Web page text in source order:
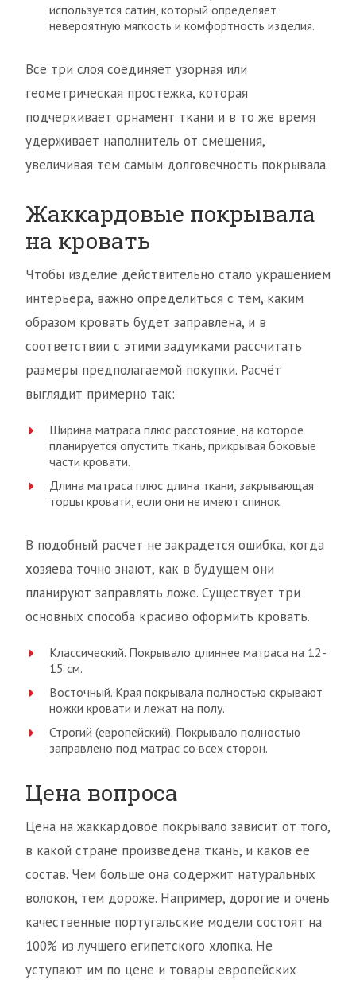
используется сатин, который определяет
невероятную мягкость и комфортность изделия.
Все три слоя соединяет узорная или
геометрическая простежка, которая
подчеркивает орнамент ткани и в то же время
удерживает наполнитель от смещения,
увеличивая тем самым долговечность покрывала.
Жаккардовые покрывала
на кровать
Чтобы изделие действительно стало украшением
интерьера, важно определиться с тем, каким
образом кровать будет заправлена, и в
соответствии с этими задумками рассчитать
размеры предполагаемой покупки. Расчёт
выглядит примерно так:
Ширина матраса плюс расстояние, на которое
планируется опустить ткань, прикрывая боковые
части кровати.
Длина матраса плюс длина ткани, закрывающая
торцы кровати, если они не имеют спинок.
В подобный расчет не закрадется ошибка, когда
хозяева точно знают, как в будущем они
планируют заправлять ложе. Существует три
основных способа красиво оформить кровать.
Классический. Покрывало длиннее матраса на 12-
15 см.
Восточный. Края покрывала полностью скрывают
ножки кровати и лежат на полу.
Строгий (европейский). Покрывало полностью
заправлено под матрас со всех сторон.
Цена вопроса
Цена на жаккардовое покрывало зависит от того,
в какой стране произведена ткань, и каков ее
состав. Чем больше она содержит натуральных
волокон, тем дороже. Например, дорогие и очень
качественные португальские модели состоят на
100% из лучшего египетского хлопка. Не
уступают им по цене и товары европейских